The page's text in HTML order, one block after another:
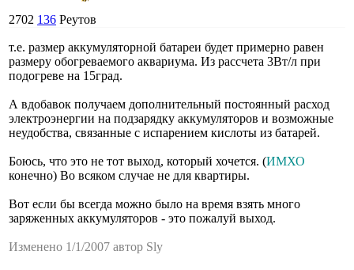
2702 136 Реутов
т.е. размер аккумуляторной батареи будет примерно равен
размеру обогреваемого аквариума. Из рассчета 3Вт/л при
подогреве на 15град.
А вдобавок получаем дополнительный постоянный расход
электроэнергии на подзарядку аккумуляторов и возможные
неудобства, связанные с испарением кислоты из батарей.
Боюсь, что это не тот выход, который хочется. (ИМХО
конечно) Во всяком случае не для квартиры.
Вот если бы всегда можно было на время взять много
заряженных аккумуляторов - это пожалуй выход.
Изменено 1/1/2007 автор Sly